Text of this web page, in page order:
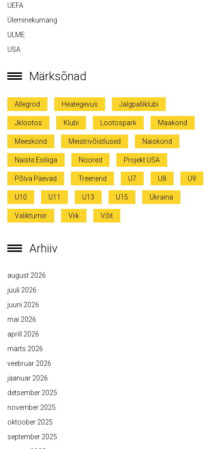
UEFA
Üleminekumäng
ULME
USA
Märksõnad
Allegrod Heategevus Jalgpalliklubi
Jklootos Klubi Lootospark Maakond
Meeskond Meistrivõistlused Naiskond
Naiste Esiliiga Noored Projekt USA
Põlva Päevad Treenerid U7 U8 U9
U10 U11 U13 U15 Ukraina
Valikturniir Viik Võit
Arhiiv
august 2026
juuli 2026
juuni 2026
mai 2026
aprill 2026
märts 2026
veebruar 2026
jaanuar 2026
detsember 2025
november 2025
oktoober 2025
september 2025